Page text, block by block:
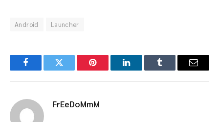
Android Launcher
FacebookTwitter Pinterest LinkedInTumblr Email
FrEeDoMmM